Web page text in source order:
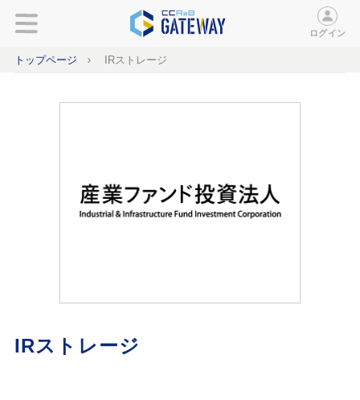
ログイン
トップページ IRストレージ
IRストレージ